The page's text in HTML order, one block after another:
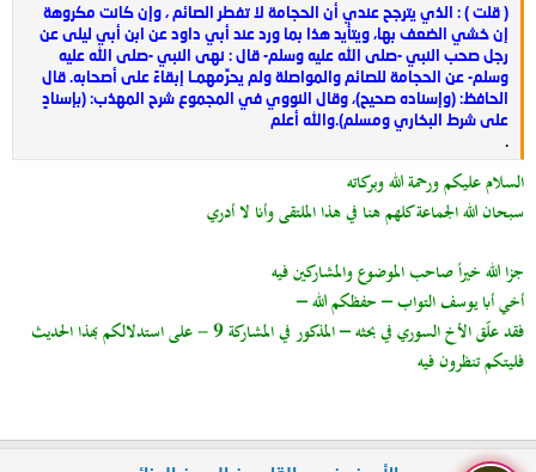
( قلت ) : الذي يترجح عندي أن الحجامة لا تفطر الصائم ، وإن كانت مكروهة
إن خشي الضعف بها، ويتأيد هذا بما ورد عند أبي داود عن ابن أبي ليلى عن
رجل صحب النبي -صلى الله عليه وسلم- قال : نهى النبي -صلى الله عليه
وسلم- عن الحجامة للصائم والمواصلة ولم يحرِّمهمـا إبقاءً على أصحابه. قال
الحافظ: (وإسناده صحيح)، وقال النووي في المجموع شرح المهذب: (بإسنادٍ
على شرط البخاري ومسلم).والله أعلم
.
السلام عليكم ورحمة الله وبركاته
سبحان الله الجماعة كلهم هنافي هذا الملتقى وأنا لا أدري
جزا الله خيراً صاحب الموضوع والمشاركين فيه
أخي أبا يوسف التواب – حفظكم الله–
فقد علّق الأخ السوري في بحثه – المذكور في المشاركة 9 - على استدلالكم بهذا الحديث
فليتكم تنظرون فيه